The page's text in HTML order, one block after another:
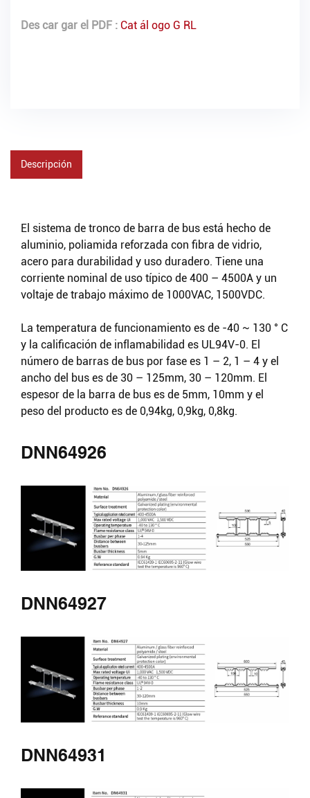
Des car gar el PDF : Cat ál ogo G RL
Descripción
El sistema de tronco de barra de bus está hecho de
aluminio, poliamida reforzada con fibra de vidrio,
acero para durabilidad y uso duradero. Tiene una
corriente nominal de uso típico de 400 – 4500A y un
voltaje de trabajo máximo de 1000VAC, 1500VDC.
La temperatura de funcionamiento es de -40 ~ 130 ° C
y la calificación de inflamabilidad es UL94V-0. El
número de barras de bus por fase es 1 – 2, 1 – 4 y el
ancho del bus es de 30 – 125mm, 30 – 120mm. El
espesor de la barra de bus es de 5mm, 10mm y el
peso del producto es de 0,94kg, 0,9kg, 0,8kg.
DNN64926
DNN64927
DNN64931Buscar